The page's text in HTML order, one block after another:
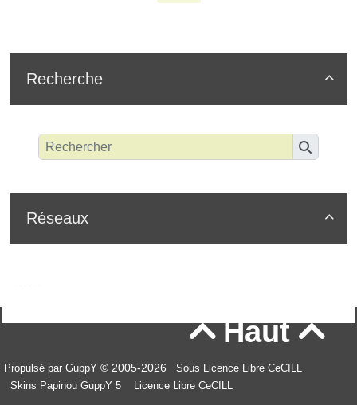

Recherche

Réseaux
Haut
Propulsé par GuppY © 2005-2026
Sous Licence Libre CeCILL
Skins Papinou GuppY 5
Licence Libre CeCILL